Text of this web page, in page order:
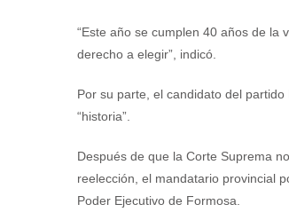
“Este año se cumplen 40 años de la
derecho a elegir”, indicó.
Por su parte, el candidato del
“historia”.
Después de que la Corte Suprema
reelección, el mandatario provincial
Poder Ejecutivo de Formosa.